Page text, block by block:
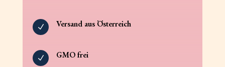
N Versand aus Österreich
N GMO frei